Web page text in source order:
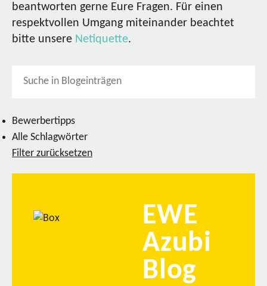
beantworten gerne Eure Fragen. Für einen
respektvollen Umgang miteinander beachtet
bitte unsere Netiquette.
Bewerbertipps
Alle Schlagwörter
Filter zurücksetzen
EWE
Azubi
Blog